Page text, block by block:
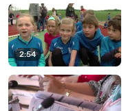
2:54